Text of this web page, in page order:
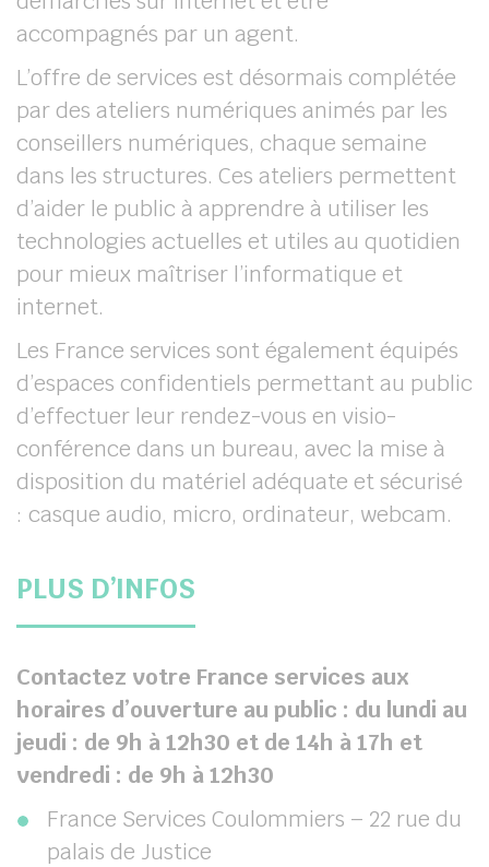
accompagnés par un agent.
L’offre de services est désormais complétée
par des ateliers numériques animés par les
conseillers numériques, chaque semaine
dans les structures. Ces ateliers permettent
d’aider le public à apprendre à utiliser les
technologies actuelles et utiles au quotidien
pour mieux maîtriser l’informatique et
internet.
Les France services sont également équipés
d’espaces confidentiels permettant au public
d’effectuer leur rendez-vous en visio-
conférence dans un bureau, avec la mise à
disposition du matériel adéquate et sécurisé
: casque audio, micro, ordinateur, webcam.
PLUS D’INFOS
Contactez votre France services aux
horaires d’ouverture au public : du lundi au
jeudi : de 9h à 12h30 et de 14h à 17h et
vendredi : de 9h à 12h30
France Services Coulommiers – 22 rue du
palais de Justice